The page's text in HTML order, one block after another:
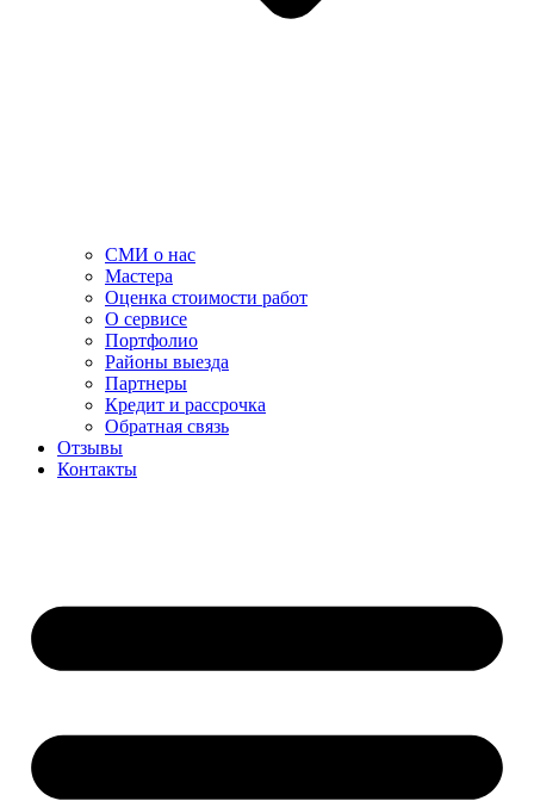
СМИ о нас
Мастера
Оценка стоимости работ
О сервисе
Портфолио
Районы выезда
Партнеры
Кредит и рассрочка
Обратная связь
Отзывы
Контакты